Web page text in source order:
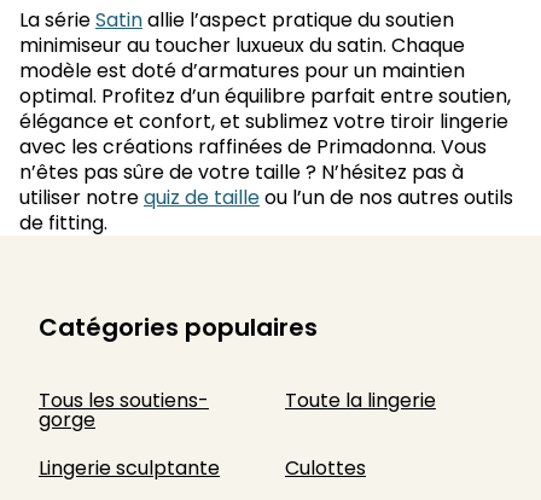
La sérieSatinallie l’aspect pratique du soutien
minimiseur au toucher luxueux du satin. Chaque
modèle est doté d’armatures pour un maintien
optimal. Profitez d’un équilibre parfait entre soutien,
élégance et confort, et sublimez votre tiroir lingerie
avec les créations raffinées de Primadonna. Vous
n’êtes pas sûre de votre taille ? N’hésitez pas à
utiliser notrequiz de tailleou l’un de nos autres outils
de fitting.
Catégories populaires
Tous les soutiens-
gorge
Toute la lingerie
Lingerie sculptante
Culottes